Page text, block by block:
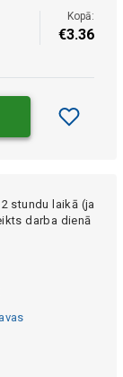
Kopā:
€3.36
stundu laikā (ja
darba dienā